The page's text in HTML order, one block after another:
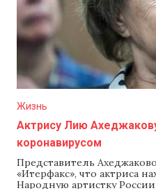
Жизнь
Актрису Лию
коронавирусом
Представитель
«Итерфакс», что актриса
Народную артистку